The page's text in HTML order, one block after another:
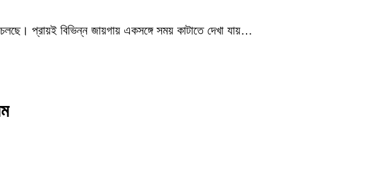
প্রায়ই বিভিন্ন জায়গায় একসঙ্গে সময় কাটাতে দেখা যায়…